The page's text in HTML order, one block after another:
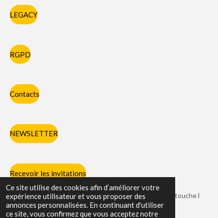
Ce site utilise des cookies afin d’améliorer votre
expérience utilisateur et vous proposer des
annonces personnalisées. En continuant d'utiliser
ce site, vous confirmez que vous acceptez notre
LEGACY
RGPD
Contacts
NEWSLETTER
Recevoir les invitations
Chaque partie des pieds et des mains avec laquelle on touche l
adversaire porte un nom spécifique.